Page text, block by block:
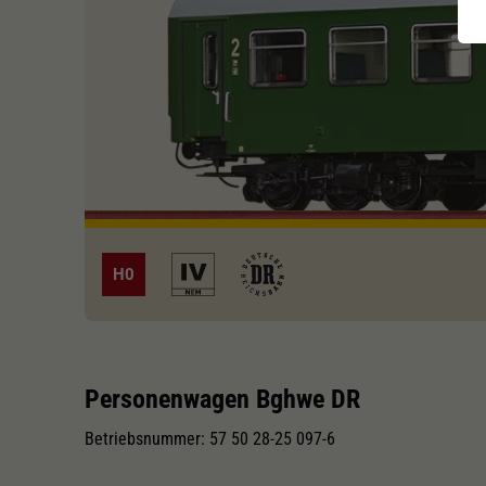
H0
Personenwagen Bghwe DR
Betriebsnummer: 57 50 28-25 097-6